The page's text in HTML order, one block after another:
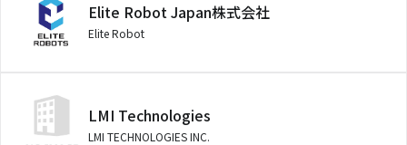
Elite Robot Japan株式会社
Elite Robot
LMI Technologies
LMI TECHNOLOGIES INC.